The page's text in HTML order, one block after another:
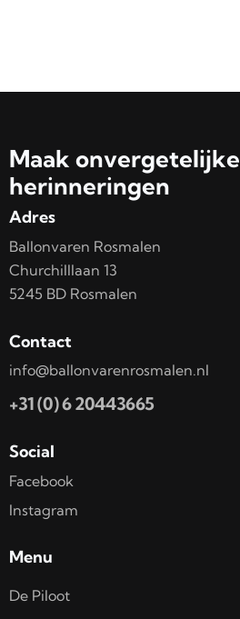
Maak onvergetelijke
herinneringen
Adres
Ballonvaren Rosmalen
Churchilllaan 13
5245 BD Rosmalen
Contact
info@ballonvarenrosmalen.nl
+31 (0) 6 20443665
Social
Facebook
Instagram
Menu
De Piloot